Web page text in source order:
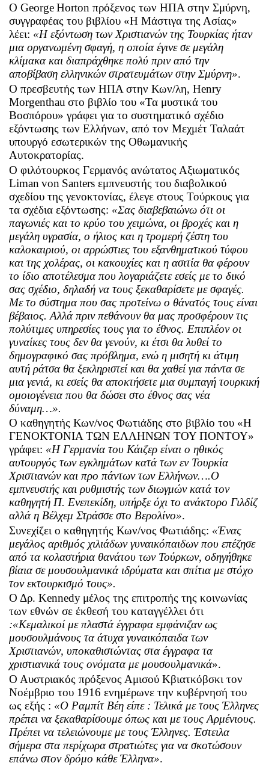
Ο GeorgeHorton πρόξενος των ΗΠΑ στην Σμύρνη,
συγγραφέας του βιβλίου «Η Μάστιγα της Ασίας»
λέει: «Η εξόντωση των Χριστιανών της Τουρκίας ήταν
μια οργανωμένη σφαγή, η οποία έγινε σε μεγάλη
κλίμακα και διαπράχθηκε πολύ πριν από την
αποβίβαση ελληνικών στρατευμάτων στην Σμύρνη».
Ο πρεσβευτής των ΗΠΑ στην Κων/λη, Henry
Morgenthau στο βιβλίο του «Τα μυστικά του
Βοσπόρου» γράφει για το συστηματικό σχέδιο
εξόντωσης των Ελλήνων, από τον Μεχμέτ Ταλαάτ
υπουργό εσωτερικών της Οθωμανικής
Αυτοκρατορίας.
Ο φιλότουρκος Γερμανός ανώτατος Αξιωματικός
Liman von Santers εμπνευστής του διαβολικού
σχεδίου της γενοκτονίας, έλεγε στους Τούρκους για
τα σχέδια εξόντωσης: «Σας διαβεβαιώνω ότι οι
παγωνιές και το κρύο του χειμώνα, οι βροχές και η
μεγάλη υγρασία, ο ήλιος και η τρομερή ζέστη του
καλοκαιριού, οι αρρώστιες του εξανθηματικού τύφου
και της χολέρας, οι κακουχίες και η ασιτία θα φέρουν
το ίδιο αποτέλεσμα που λογαριάζετε εσείς με το δικό
σας σχέδιο, δηλαδή να τους ξεκαθαρίσετε με σφαγές.
Με το σύστημα που σας προτείνω ο θάνατός τους είναι
βέβαιος. Αλλά πριν πεθάνουν θα μας προσφέρουν τις
πολύτιμες υπηρεσίες τους για το έθνος. Επιπλέον οι
γυναίκες τους δεν θα γενούν, κι έτσι θα λυθεί το
δημογραφικό σας πρόβλημα, ενώ η μισητή κι άτιμη
αυτή ράτσα θα ξεκληριστεί και θα χαθεί για πάντα σε
μια γενιά, κι εσείς θα αποκτήσετε μια συμπαγή τουρκική
ομοιογένεια που θα δώσει στο έθνος σας νέα
δύναμη…».
Ο καθηγητής Κων/νος Φωτιάδης στο βιβλίο του «Η
ΓΕΝΟΚΤΟΝΙΑ ΤΩΝ ΕΛΛΗΝΩΝ ΤΟΥ ΠΟΝΤΟΥ»
γράφει: «Η Γερμανία του Κάιζερ είναι ο ηθικός
αυτουργός των εγκλημάτων κατά των εν Τουρκία
Χριστιανών και προ πάντων των Ελλήνων….Ο
εμπνευστής και ρυθμιστής των διωγμών κατά τον
καθηγητή Π. Ενεπεκίδη, υπήρξε όχι το ανάκτορο Γιλδίζ
αλλά η Βέλχεμ Στράσσε στο Βερολίνο».
Συνεχίζει ο καθηγητής Κων/νος Φωτιάδης: «Ένας
μεγάλος αριθμός χιλιάδων γυναικόπαιδων που επέζησε
από τα κολαστήρια θανάτου των Τούρκων, οδηγήθηκε
βίαια σε μουσουλμανικά ιδρύματα και σπίτια με στόχο
τον εκτουρκισμό τους».
Ο Δρ. Kennedy μέλος της επιτροπής της κοινωνίας
των εθνών σε έκθεσή του καταγγέλλει ότι
:«Κεμαλικοί με πλαστά έγγραφα εμφάνιζαν ως
μουσουλμάνους τα άτυχα γυναικόπαιδα των
Χριστιανών, υποκαθιστώντας στα έγγραφα τα
χριστιανικά τους ονόματα με μουσουλμανικά».
Ο Αυστριακός πρόξενος Αμισού Κβιατκόβσκι τον
Νοέμβριο του 1916 ενημέρωνε την κυβέρνησή του
ως εξής : «Ο Ραμπίτ Βέη είπε : Τελικά με τους Έλληνες
πρέπει να ξεκαθαρίσουμε όπως και με τους Αρμένιους.
Πρέπει να τελειώνουμε με τους Έλληνες. Έστειλα
σήμερα στα περίχωρα στρατιώτες για να σκοτώσουν
επάνω στον δρόμο κάθε Έλληνα».